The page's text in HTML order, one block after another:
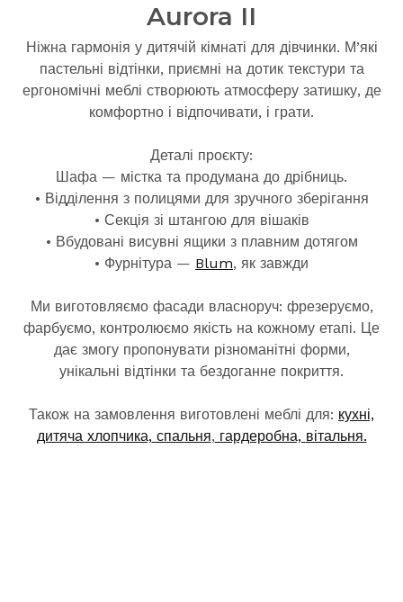
Aurora II
Ніжна гармонія у дитячій кімнаті для дівчинки. М’які
пастельні відтінки, приємні на дотик текстури та
ергономічні меблі створюють атмосферу затишку, де
комфортно і відпочивати, і грати.
Деталі проєкту:
Шафа — містка та продумана до дрібниць.
• Відділення з полицями для зручного зберігання
• Секція зі штангою для вішаків
• Вбудовані висувні ящики з плавним дотягом
• Фурнітура — Blum, як завжди
Ми виготовляємо фасади власноруч: фрезеруємо,
фарбуємо, контролюємо якість на кожному етапі. Це
дає змогу пропонувати різноманітні форми,
унікальні відтінки та бездоганне покриття.
Також на замовлення виготовлені меблі для: кухні,
дитяча хлопчика,спальня, гардеробна, вітальня.